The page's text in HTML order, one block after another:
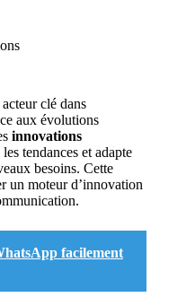
clé dans
aux évolutions
innovations
tendances et adapte
besoins. Cette
un moteur d’innovation
facilement